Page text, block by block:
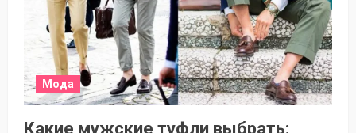
Мода
Какие мужские туфли выбрать: